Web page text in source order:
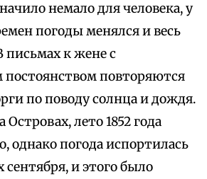
немало для человека, у
погоды менялся и весь
письмах к жене с
повторяются
по поводу солнца и дождя.
Островах, лето 1852 года
однако погода испортилась
сентября, и этого было